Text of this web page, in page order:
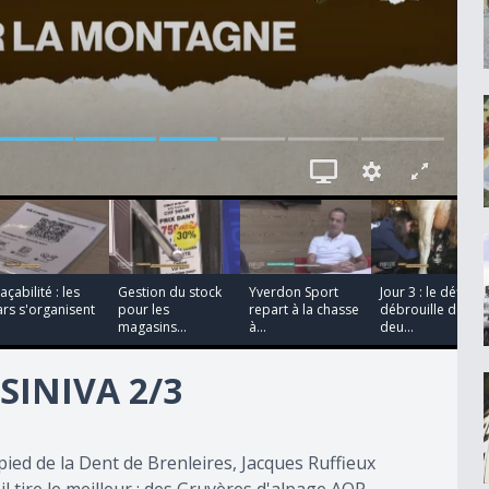
: les
s'organisent
Gestion du stock
pour les
magasins...
Yverdon Sport
repart à la chasse
à...
00:03:07
Jour 3 : le défi
débrouille des
deu...
00:02:41
2/3
de la Dent de Brenleires, Jacques Ruffieux